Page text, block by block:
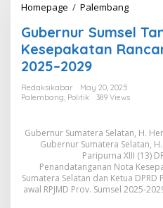
Homepage / Palembang
b
e
r
r
m
s
e
l
T
Gubernur Sumsel
Kesepakatan
2025–2029
Redaksikabar
May 20, 2025
Palembang, Politik 389 Views
Gubernur Sumatera Selatan, H.
Gubernur Sumatera Selatan,
Paripurna XIII (13)
Penandatanganan Nota
Sumatera Selatan dan Ketua
awal RPJMD Prov. Sumsel 2025-